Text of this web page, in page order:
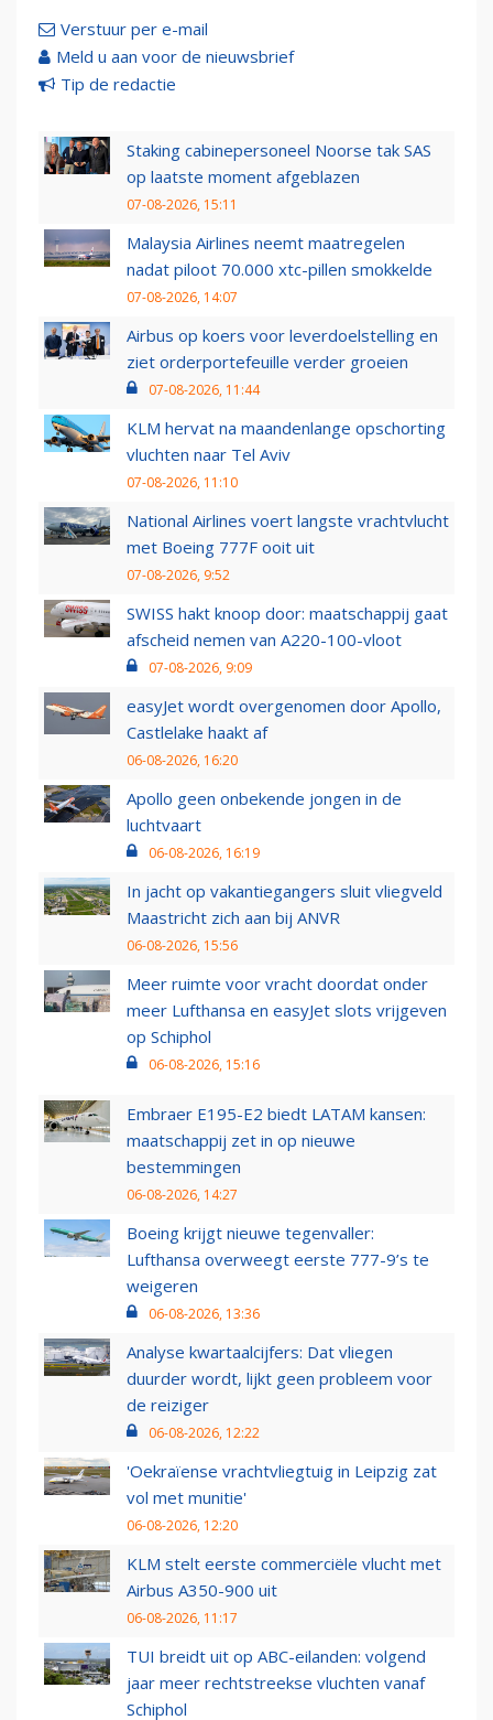
Verstuur per e-mail
Meld u aan voor de nieuwsbrief
Tip de redactie
Staking cabinepersoneel Noorse tak SAS
op laatste moment afgeblazen
07-08-2026, 15:11
Malaysia Airlines neemt maatregelen
nadat piloot 70.000 xtc-pillen smokkelde
07-08-2026, 14:07
Airbus op koers voor leverdoelstelling en
ziet orderportefeuille verder groeien
07-08-2026, 11:44
KLM hervat na maandenlange opschorting
vluchten naar Tel Aviv
07-08-2026, 11:10
National Airlines voert langste vrachtvlucht
met Boeing 777F ooit uit
07-08-2026, 9:52
SWISS hakt knoop door: maatschappij gaat
afscheid nemen van A220-100-vloot
07-08-2026, 9:09
easyJet wordt overgenomen door Apollo,
Castlelake haakt af
06-08-2026, 16:20
Apollo geen onbekende jongen in de
luchtvaart
06-08-2026, 16:19
In jacht op vakantiegangers sluit vliegveld
Maastricht zich aan bij ANVR
06-08-2026, 15:56
Meer ruimte voor vracht doordat onder
meer Lufthansa en easyJet slots vrijgeven
op Schiphol
06-08-2026, 15:16
Embraer E195-E2 biedt LATAM kansen:
maatschappij zet in op nieuwe
bestemmingen
06-08-2026, 14:27
Boeing krijgt nieuwe tegenvaller:
Lufthansa overweegt eerste 777-9’s te
weigeren
06-08-2026, 13:36
Analyse kwartaalcijfers: Dat vliegen
duurder wordt, lijkt geen probleem voor
de reiziger
06-08-2026, 12:22
'Oekraïense vrachtvliegtuig in Leipzig zat
vol met munitie'
06-08-2026, 12:20
KLM stelt eerste commerciële vlucht met
Airbus A350-900 uit
06-08-2026, 11:17
TUI breidt uit op ABC-eilanden: volgend
jaar meer rechtstreekse vluchten vanaf
Schiphol